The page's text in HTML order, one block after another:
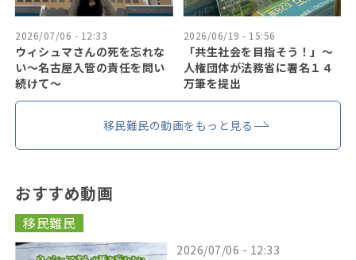
2026/07/06 - 12:33
ウィシュマさんの死を忘れな
い〜名古屋入管の責任を問い
続けて〜
2026/06/19 - 15:56
「共生社会を目指そう！」〜
人権団体が法務省に署名１４
万筆を提出
移民難民の動画をもっと見る
おすすめ動画
移民難民
2026/07/06 - 12:33